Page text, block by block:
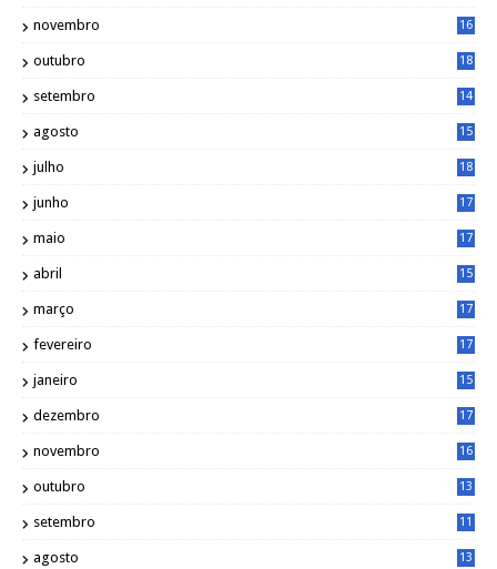
novembro
16
outubro
18
setembro
14
agosto
15
julho
18
junho
17
maio
17
abril
15
março
17
fevereiro
17
janeiro
15
dezembro
17
novembro
16
outubro
13
setembro
11
agosto
13